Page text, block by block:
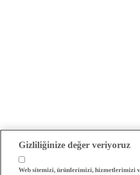
Gizliliğinize değer veriyoruz
Web sitemizi, ürünlerimizi, hizmetlerimizi